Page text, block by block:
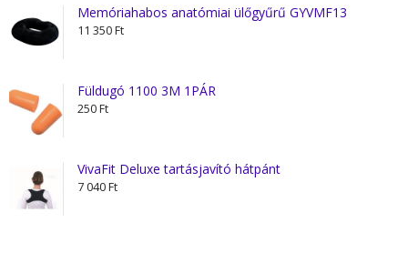
Memóriahabos anatómiai ülőgyűrű GYVMF13
11 350Ft
Füldugó 1100 3M 1PÁR
250Ft
VivaFit Deluxe tartásjavító hátpánt
7 040Ft